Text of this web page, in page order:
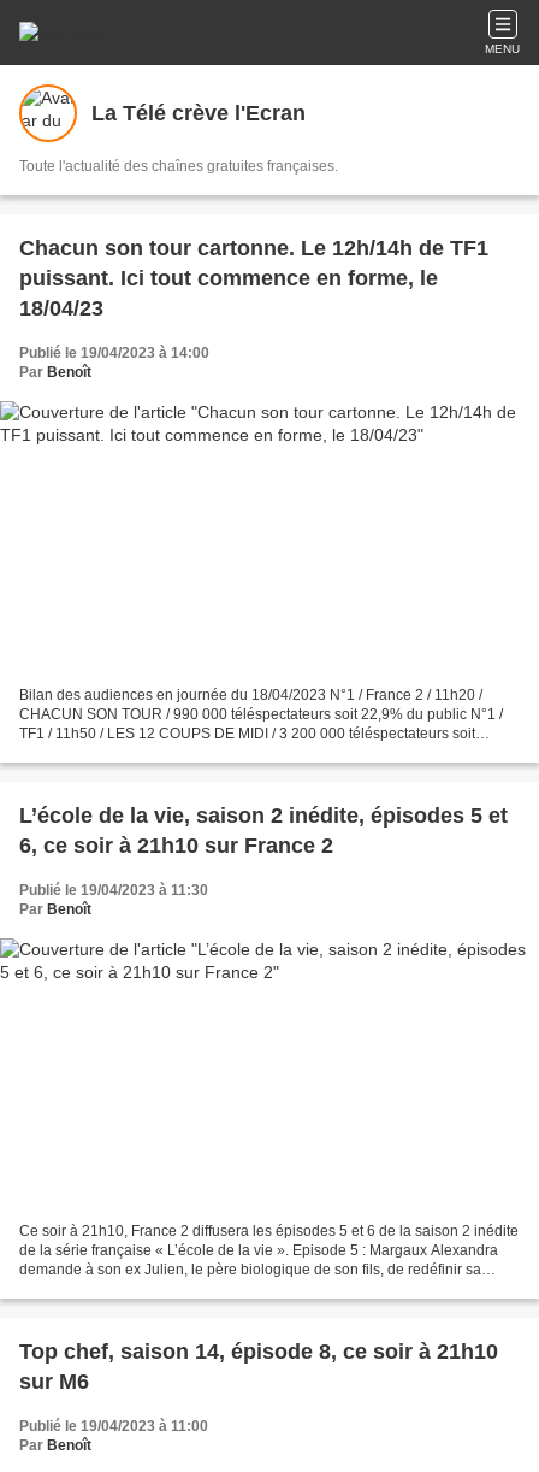
MENU
La Télé crève l'Ecran
Toute l'actualité des chaînes gratuites françaises.
Chacun son tour cartonne. Le 12h/14h de TF1
puissant. Ici tout commence en forme, le
18/04/23
Publié le 19/04/2023 à 14:00
Par Benoît
Bilan des audiences en journée du 18/04/2023 N°1 / France 2 / 11h20 /
CHACUN SON TOUR / 990 000 téléspectateurs soit 22,9% du public N°1 /
TF1 / 11h50 / LES 12 COUPS DE MIDI / 3 200 000 téléspectateurs soit
L’école de la vie, saison 2 inédite, épisodes 5 et
6, ce soir à 21h10 sur France 2
Publié le 19/04/2023 à 11:30
Par Benoît
Ce soir à 21h10, France 2 diffusera les épisodes 5 et 6 de la saison 2 inédite
de la série française « L’école de la vie ». Episode 5 : Margaux Alexandra
demande à son ex Julien, le père biologique de son fils, de redéfinir sa
Top chef, saison 14, épisode 8, ce soir à 21h10
sur M6
Publié le 19/04/2023 à 11:00
Par Benoît